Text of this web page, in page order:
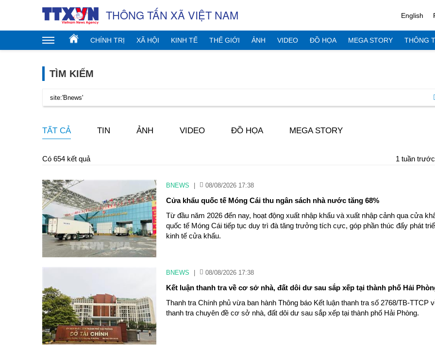
THÔNG TẤN XÃ VIỆT NAM English
CHÍNH TRỊ XÃ HỘI KINH TẾ THẾ GIỚI ẢNH VIDEO ĐỒ HỌA MEGA STORY THÔNG
TÌM KIẾM
TẤT CẢ TIN ẢNH VIDEO ĐỒ HỌA MEGA STORY
Có 654 kết quả 1 tuần trước
BNEWS 08/08/2026 17:38
Cửa khẩu quốc tế Móng Cái thu ngân sách nhà nước tăng 68%
Từ đầu năm 2026 đến nay, hoạt động xuất nhập khẩu và xuất nhập cảnh qua cửa
quốc tế Móng Cái tiếp tục duy trì đà tăng trưởng tích cực, góp phần thúc đẩy phát
kinh tế cửa khẩu.
BNEWS 08/08/2026 17:38
Kết luận thanh tra về cơ sở nhà, đất dôi dư sau sắp xếp tại thành phố Hải
Thanh tra Chính phủ vừa ban hành Thông báo Kết luận thanh tra số 2768/TB-TTCP
thanh tra chuyên đề cơ sở nhà, đất dôi dư sau sắp xếp tại thành phố Hải Phòng.